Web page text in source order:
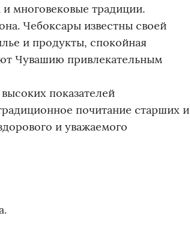
многовековые традиции.
Чебоксары известны своей
и продукты, спокойная
Чувашию привлекательным
показателей
почитание старших и
и уважаемого